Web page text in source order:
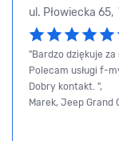
ul. Płowiecka 65,
"Bardzo dziękuje
Polecam usługi f-
Dobry kontakt. ",
Marek, Jeep Grand